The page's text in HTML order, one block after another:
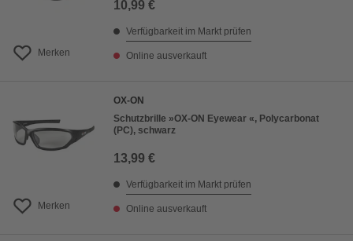
Merken
10,99 €
Verfügbarkeit im Markt prüfen
Online ausverkauft
Merken
OX-ON
Schutzbrille »OX-ON Eyewear «, Polycarbonat
(PC), schwarz
13,99 €
Verfügbarkeit im Markt prüfen
Online ausverkauft